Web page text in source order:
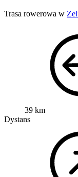
Trasa rowerowa w
39 km
Dystans